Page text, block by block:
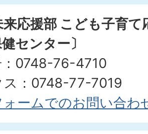
応援部 こども子育て
健センター〕
：0748-76-4710
ス：0748-77-7019
ォームでのお問い合わ